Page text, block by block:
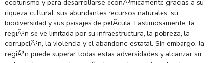
ecoturismo y para desarrollarse econÃ³micamente gracias a su
riqueza cultural, sus abundantes recursos naturales, su
biodiversidad y sus paisajes de pelÃ­cula. Lastimosamente, la
regiÃ³n se ve limitada por su infraestructura, la pobreza, la
corrupciÃ³n, la violencia y el abandono estatal. Sin embargo, la
regiÃ³n puede superar todas estas adversidades y alcanzar su